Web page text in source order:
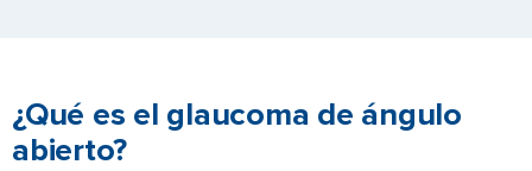
¿Qué es el glaucoma de ángulo
abierto?